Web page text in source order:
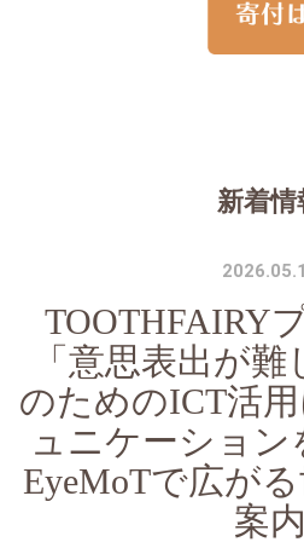
新着情
TOOTHFAIRY
「意思表出が
のためのICT活
ュニケーション
EyeMoTで広が
案内